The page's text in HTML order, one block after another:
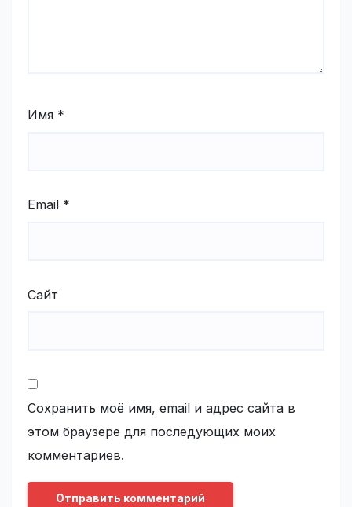
Имя *
Email *
Сайт
Сохранить моё имя, email и адрес сайта в
этом браузере для последующих моих
комментариев.